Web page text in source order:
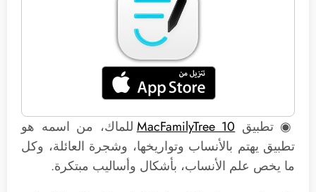
◉ تطبيق MacFamilyTree 10 للماك، من اسمه هو
تطبيق يهتم بالأنساب وتواريخها، وشجرة العائلة، وكل
ما يخص علم الأنساب، بأشكال وأساليب مبتكرة.